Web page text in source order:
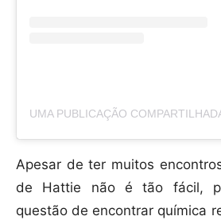
Apesar de ter muitos
de Hattie não é tão fácil,
questão de encontrar química